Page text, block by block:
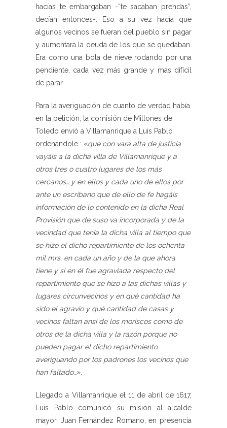
hacías te embargaban -“te sacaban prendas”,
decían entonces-. Eso a su vez hacía que
algunos vecinos se fueran del pueblo sin pagar
y aumentara la deuda de los que se quedaban.
Era como una bola de nieve rodando por una
pendiente, cada vez más grande y más difícil
de parar.
Para la averiguación de cuanto de verdad había
en la petición, la comisión de Millones de
Toledo envió a Villamanrique a Luis Pablo
ordenándole : «que con vara alta de justicia
vayáis a la dicha villa de Villamanrique y a
otros tres o cuatro lugares de los más
cercanos… y en ellos y cada uno de ellos por
ante un escribano que de ello de fe hagáis
información de lo contenido en la dicha Real
Provisión que de suso va incorporada y de la
vecindad que tenía la dicha villa al tiempo que
se hizo el dicho repartimiento de los ochenta
mil mrs. en cada un año y de la que ahora
tiene y si en él fue agraviada respecto del
repartimiento que se hizo a las dichas villas y
lugares circunvecinos y en qué cantidad ha
sido el agravio y qué cantidad de casas y
vecinos faltan ansí de los moriscos como de
otros de la dicha villa y la razón porque no
pueden pagar el dicho repartimiento
averiguando por los padrones los vecinos que
han faltado…».
Llegado a Villamanrique el 11 de abril de 1617,
Luis Pablo comunicó su misión al alcalde
mayor, Juan Fernández Romano, en presencia